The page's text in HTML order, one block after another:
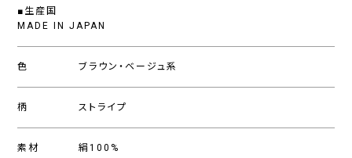
■生産国
MADE IN JAPAN
色 ブラウン・ベージュ系
柄 ストライプ
素材 絹100%